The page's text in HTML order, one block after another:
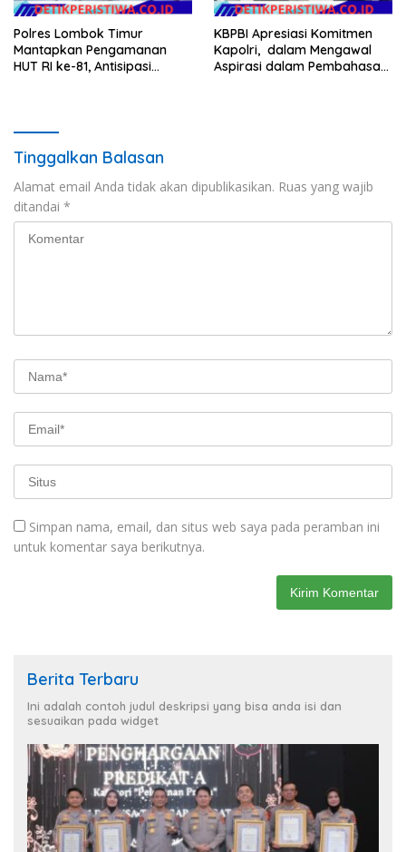
Polres Lombok Timur
Mantapkan Pengamanan
HUT RI ke-81, Antisipasi
KBPBI Apresiasi Komitmen
Kapolri, dalam Mengawal
Aspirasi dalam Pembahasan
Tinggalkan Balasan
Alamat email Anda tidak akan dipublikasikan. Ruas yang wajib
ditandai *
Simpan nama, email, dan situs web saya pada peramban ini
untuk komentar saya berikutnya.
Berita Terbaru
Ini adalah contoh judul deskripsi yang bisa anda isi dan
sesuaikan pada widget